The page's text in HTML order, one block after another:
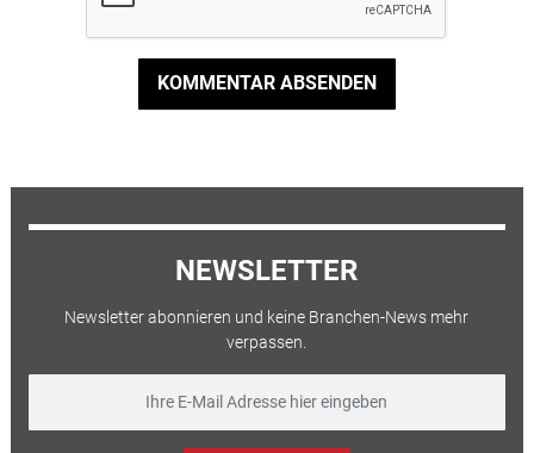
KOMMENTAR ABSENDEN
NEWSLETTER
Newsletter abonnieren und keine Branchen-News mehr
verpassen.